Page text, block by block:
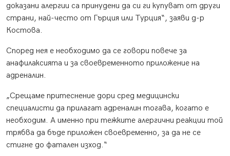
доказани алергии са принудени да си ги купуват от други
страни, най-често от Гърция или Турция“, заяви д-р
Костова.
Според нея е необходимо да се говори повече за
анафилаксията и за своевременното приложение на
адреналин.
„Срещаме притеснение дори сред медицински
специалисти да прилагат адреналин тогава, когато е
необходим. А именно при тежките алергични реакции той
трябва да бъде приложен своевременно, за да не се
стигне до фатален изход.“